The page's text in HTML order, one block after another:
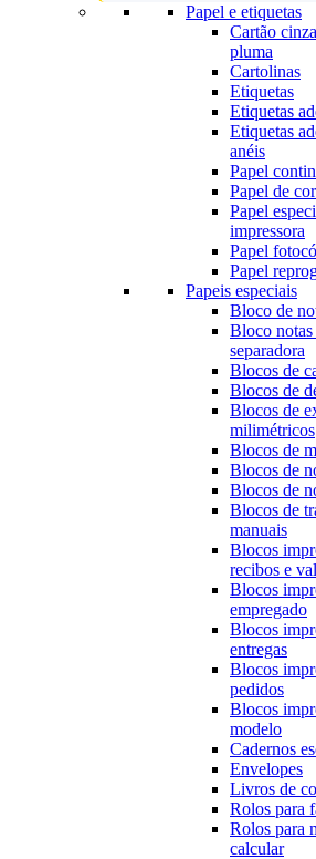
Papel e etiquetas
Cartão
pluma
Cartolinas
Etiquetas
Etiquetas
Etiquetas
anéis
Papel
Papel de cor
Papel
impressora
Papel
Papel
Papeis especiais
Bloco de
Bloco notas
separadora
Blocos de
Blocos de
Blocos de
milimétricos
Blocos de
Blocos de
Blocos de
Blocos de
manuais
Blocos
recibos e
Blocos
empregado
Blocos
entregas
Blocos
pedidos
Blocos
modelo
Cadernos
Envelopes
Livros de
Rolos para
Rolos para
calcular